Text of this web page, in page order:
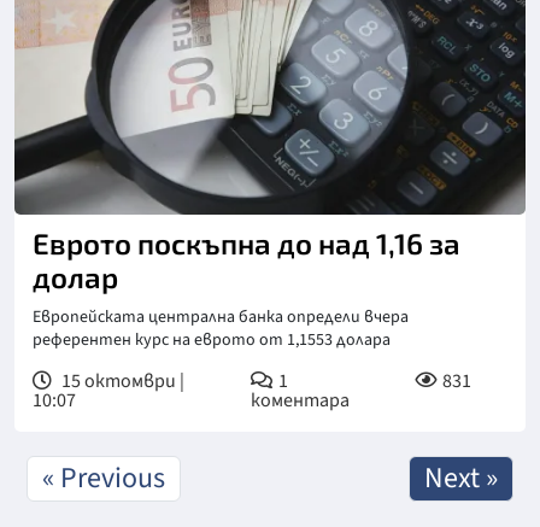
Еврото поскъпна до над 1,16 за
долар
Европейската централна банка определи вчера
референтен курс на еврото от 1,1553 долара
15 октомври |
10:07
1
коментара
831
« Previous Next »